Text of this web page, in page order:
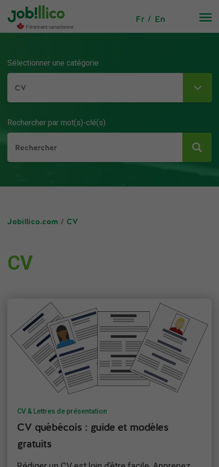
Fr En
Sélectionner une catégorie
CV
Rechercher par mot(s)-clé(s)
Jobillico.com / CV
CV
CV & Lettres de présentation
CV québécois : guide et modèles
gratuits